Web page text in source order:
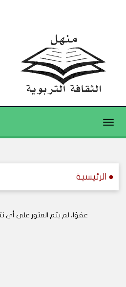
Toggle
● الرئيسية
عفوًا، لم يتم العثور على أي